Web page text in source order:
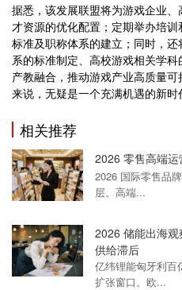
据悉，该发展联盟将为游戏企业
才资源的优化配置；定期举办培
标准及职称体系的建立；同时，
系的标准制定、高校游戏相关学
产教融合，推动游戏产业高质量
来说，无疑是一个充满机遇的新时
相关推荐
2026 零售高端
2026 国际零售品
层。高端...
2026 储能出海
供给滞后
亿纬锂能匈牙利百
扩张窗口。欧...